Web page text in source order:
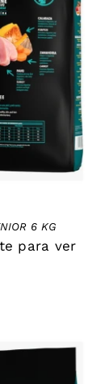
6 KG
para ver